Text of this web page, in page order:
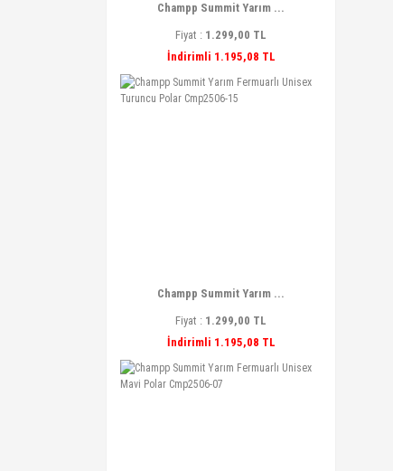
Champp Summit Yarım ...
Fiyat : 1.299,00 TL
İndirimli 1.195,08 TL
Champp Summit Yarım ...
Fiyat : 1.299,00 TL
İndirimli 1.195,08 TL